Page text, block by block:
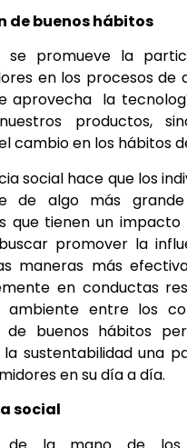
de buenos hábitos
se promueve la
en los procesos de
aprovecha la
productos,
cambio en los hábitos
social hace que los
de algo más
que tienen un impacto
promover la
maneras más
en conductas
entre los
de buenos hábitos
sustentabilidad una
en su día a día.
social